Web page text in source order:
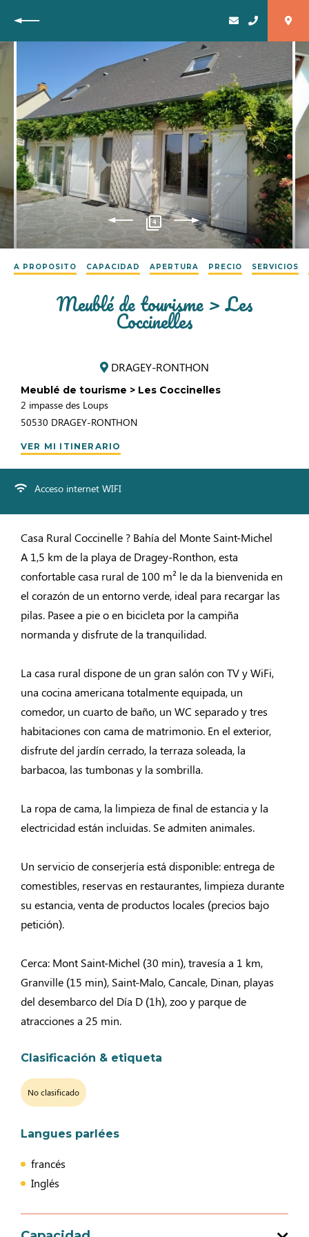
Vuelta
4
A PROPOSITO CAPACIDAD APERTURA PRECIO SERVICIOS
Meublé de tourisme > Les
Coccinelles
DRAGEY-RONTHON
Meublé de tourisme > Les Coccinelles
2 impasse des Loups
50530 DRAGEY-RONTHON
VER MI ITINERARIO
Acceso internet WIFI
Casa Rural Coccinelle ? Bahía del Monte Saint-Michel
A 1,5 km de la playa de Dragey-Ronthon, esta
confortable casa rural de 100 m² le da la bienvenida en
el corazón de un entorno verde, ideal para recargar las
pilas. Pasee a pie o en bicicleta por la campiña
normanda y disfrute de la tranquilidad.
La casa rural dispone de un gran salón con TV y WiFi,
una cocina americana totalmente equipada, un
comedor, un cuarto de baño, un WC separado y tres
habitaciones con cama de matrimonio. En el exterior,
disfrute del jardín cerrado, la terraza soleada, la
barbacoa, las tumbonas y la sombrilla.
La ropa de cama, la limpieza de final de estancia y la
electricidad están incluidas. Se admiten animales.
Un servicio de conserjería está disponible: entrega de
comestibles, reservas en restaurantes, limpieza durante
su estancia, venta de productos locales (precios bajo
petición).
Cerca: Mont Saint-Michel (30 min), travesía a 1 km,
Granville (15 min), Saint-Malo, Cancale, Dinan, playas
del desembarco del Día D (1h), zoo y parque de
atracciones a 25 min.
Clasificación & etiqueta
No clasificado
Langues parlées
francés
Inglés